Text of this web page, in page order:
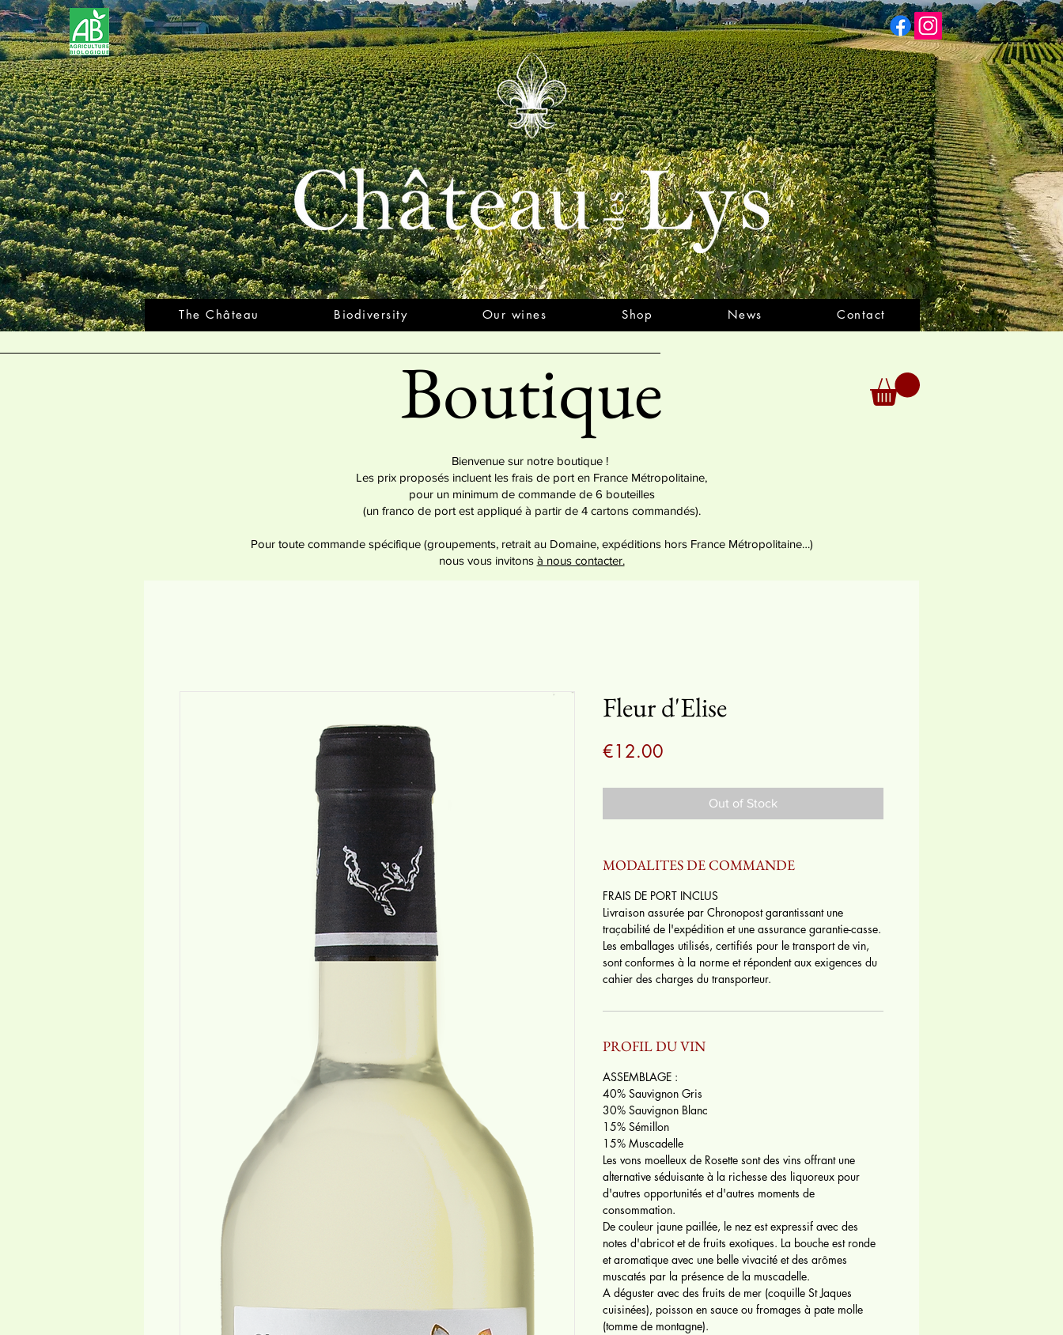
The Château Biodiversity Our wines Shop News Contact
Boutique
Bienvenue sur notre boutique !
Les prix proposés incluent les frais de port en France Métropolitaine,
pour un minimum de commande de 6 bouteilles
(un franco de port est appliqué à partir de 4 cartons commandés).
Pour toute commande spécifique (groupements, retrait au Domaine, expéditions hors France Métropolitaine…)
nous vous invitons à nous contacter.
Fleur d'Elise
€12.00
Out of Stock
MODALITES DE COMMANDE
FRAIS DE PORT INCLUS
Livraison assurée par Chronopost garantissant une
traçabilité de l'expédition et une assurance garantie-casse.
Les emballages utilisés, certifiés pour le transport de vin,
sont conformes à la norme et répondent aux exigences du
cahier des charges du transporteur.
PROFIL DU VIN
ASSEMBLAGE :
40% Sauvignon Gris
30% Sauvignon Blanc
15% Sémillon
15% Muscadelle
Les vons moelleux de Rosette sont des vins offrant une
alternative séduisante à la richesse des liquoreux pour
d'autres opportunités et d'autres moments de
consommation.
De couleur jaune paillée, le nez est expressif avec des
notes d'abricot et de fruits exotiques. La bouche est ronde
et aromatique avec une belle vivacité et des arômes
muscatés par la présence de la muscadelle.
A déguster avec des fruits de mer (coquille St Jaques
cuisinées), poisson en sauce ou fromages à pate molle
(tomme de montagne).